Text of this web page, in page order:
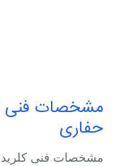
مشخصات فنی
حفاری
مشخصات فنی